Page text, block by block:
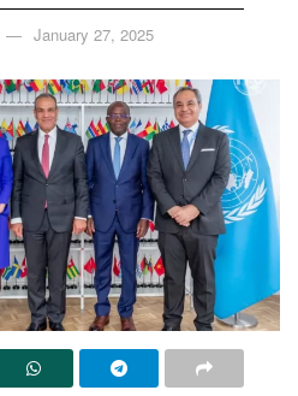
January 27, 2025